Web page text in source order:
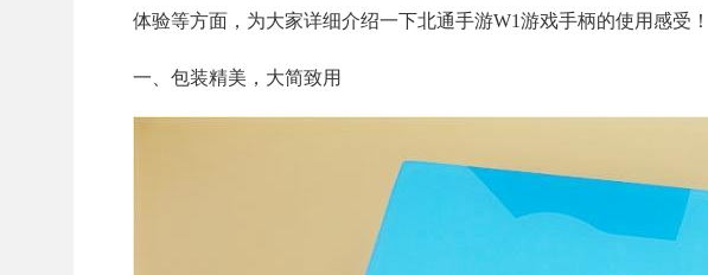
体验等方面，为大家详细介绍一下北通手游W1游戏手柄的使用感受！
一、包装精美，大简致用